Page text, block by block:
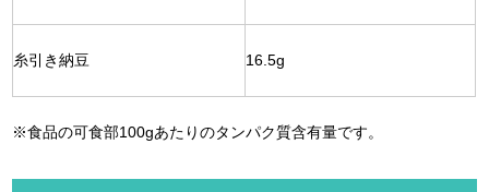
糸引き納豆 16.5g
※食品の可食部100gあたりのタンパク質含有量です。